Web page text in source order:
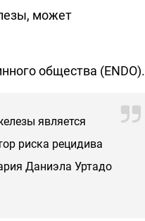
может
общества (ENDO).
является
риска рецидива
Даниэла Уртадо